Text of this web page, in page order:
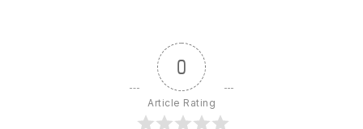
0
Article Rating